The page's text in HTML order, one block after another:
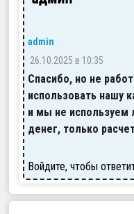
admin
26.10.2025 в 10:35
Спасибо, но не
использовать нашу
и мы не используем
денег, только
Войдите, чтобы